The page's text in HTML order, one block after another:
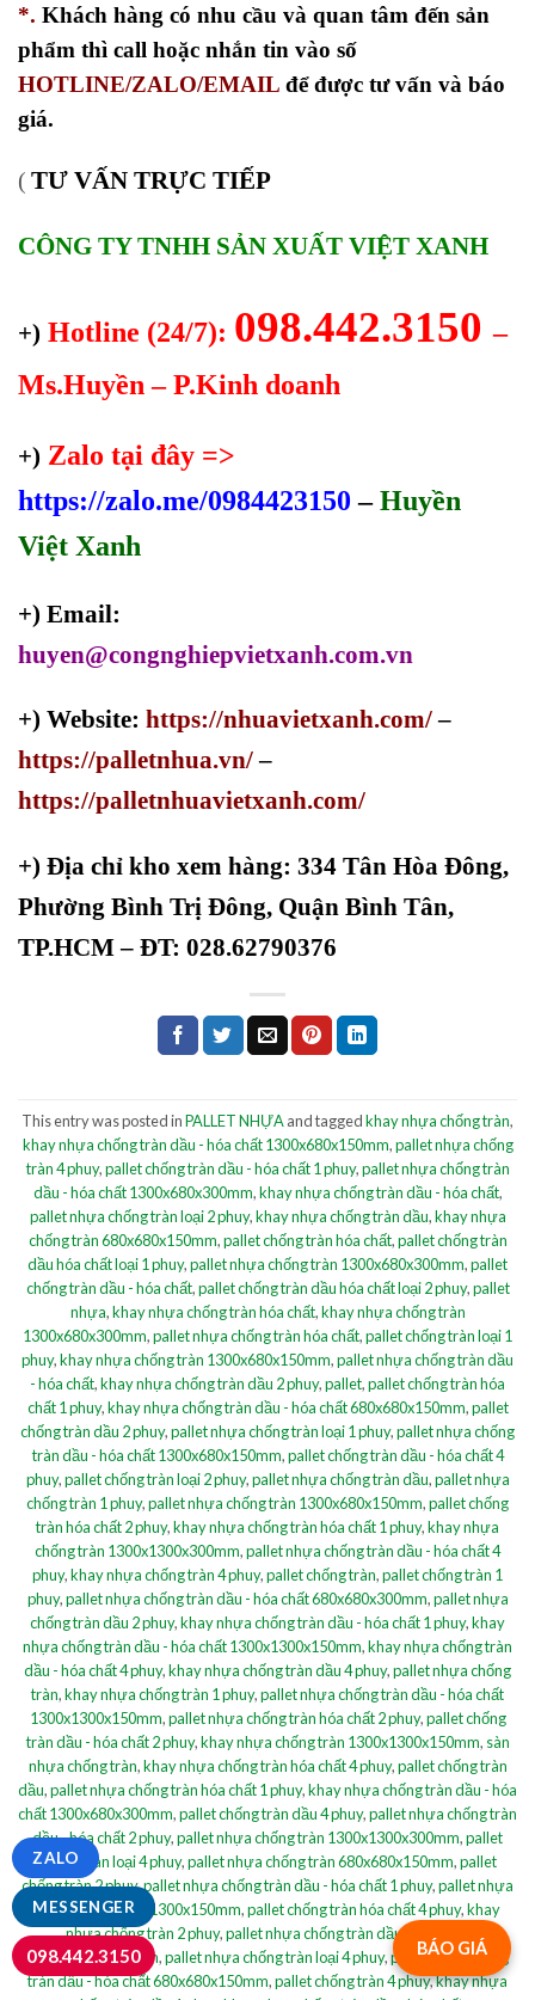
*. Khách hàng có nhu cầu và quan tâm đến sản
phẩm thì call hoặc nhắn tin vào số
HOTLINE/ZALO/EMAIL để được tư vấn và báo
giá.
( TƯ VẤN TRỰC TIẾP
CÔNG TY TNHH SẢN XUẤT VIỆT XANH
+) Hotline (24/7): 098.442.3150–
Ms.Huyền – P.Kinh doanh
+) Zalo tại đây =>
https://zalo.me/0984423150 –Huyền
Việt Xanh
+) Email:
huyen@congnghiepvietxanh.com.vn
+) Website: https://nhuavietxanh.com/–
https://palletnhua.vn/ –
https://palletnhuavietxanh.com/
+) Địa chỉ kho xem hàng: 334 Tân Hòa Đông,
Phường Bình Trị Đông, Quận Bình Tân,
TP.HCM – ĐT: 028.62790376
This entry was posted inPALLET NHỰAand taggedkhay nhựa chống tràn,
khay nhựa chống tràn dầu - hóa chất 1300x680x150mm,pallet nhựa chống
tràn 4 phuy,pallet chống tràn dầu - hóa chất 1 phuy,pallet nhựa chống tràn
dầu - hóa chất 1300x680x300mm,khay nhựa chống tràn dầu - hóa chất,
pallet nhựa chống tràn loại 2 phuy,khay nhựa chống tràn dầu,khay nhựa
chống tràn 680x680x150mm,pallet chống tràn hóa chất,pallet chống tràn
dầu hóa chất loại 1 phuy,pallet nhựa chống tràn 1300x680x300mm,pallet
chống tràn dầu - hóa chất,pallet chống tràn dầu hóa chất loại 2 phuy,pallet
nhựa,khay nhựa chống tràn hóa chất,khay nhựa chống tràn
1300x680x300mm,pallet nhựa chống tràn hóa chất,pallet chống tràn loại 1
phuy,khay nhựa chống tràn 1300x680x150mm,pallet nhựa chống tràn dầu
- hóa chất,khay nhựa chống tràn dầu 2 phuy,pallet,pallet chống tràn hóa
chất 1 phuy,khay nhựa chống tràn dầu - hóa chất 680x680x150mm,pallet
chống tràn dầu 2 phuy,pallet nhựa chống tràn loại 1 phuy,pallet nhựa chống
tràn dầu - hóa chất 1300x680x150mm,pallet chống tràn dầu - hóa chất 4
phuy,pallet chống tràn loại 2 phuy,pallet nhựa chống tràn dầu,pallet nhựa
chống tràn 1 phuy,pallet nhựa chống tràn 1300x680x150mm,pallet chống
tràn hóa chất 2 phuy,khay nhựa chống tràn hóa chất 1 phuy,khay nhựa
chống tràn 1300x1300x300mm,pallet nhựa chống tràn dầu - hóa chất 4
phuy,khay nhựa chống tràn 4 phuy,pallet chống tràn,pallet chống tràn 1
phuy,pallet nhựa chống tràn dầu - hóa chất 680x680x300mm,pallet nhựa
chống tràn dầu 2 phuy,khay nhựa chống tràn dầu - hóa chất 1 phuy,khay
nhựa chống tràn dầu - hóa chất 1300x1300x150mm,khay nhựa chống tràn
dầu - hóa chất 4 phuy,khay nhựa chống tràn dầu 4 phuy,pallet nhựa chống
tràn,khay nhựa chống tràn 1 phuy,pallet nhựa chống tràn dầu - hóa chất
1300x1300x150mm,pallet nhựa chống tràn hóa chất 2 phuy,pallet chống
tràn dầu - hóa chất 2 phuy,khay nhựa chống tràn 1300x1300x150mm, sàn
nhựa chống tràn,khay nhựa chống tràn hóa chất 4 phuy,pallet chống tràn
dầu,pallet nhựa chống tràn hóa chất 1 phuy,khay nhựa chống tràn dầu - hóa
chất 1300x680x300mm,pallet chống tràn dầu 4 phuy,pallet nhựa chống tràn
dầu - hóa chất 2 phuy,pallet nhựa chống tràn 1300x1300x300mm,pallet
chống tràn loại 4 phuy,pallet nhựa chống tràn 680x680x150mm,pallet
chống tràn 2 phuy,pallet nhựa chống tràn dầu - hóa chất 1 phuy,pallet nhựa
chống tràn 1300x1300x150mm,pallet chống tràn hóa chất 4 phuy,khay
nhựa chống tràn 2 phuy,pallet nhựa chống tràn dầu - hóa chất
1300x1300x300mm,pallet nhựa chống tràn loại 4 phuy,pallet nhựa chống
tràn dầu - hóa chất 680x680x150mm,pallet chống tràn 4 phuy,khay nhựa
BÁO GIÁ
MESSENGER
ZALO
098.442.3150